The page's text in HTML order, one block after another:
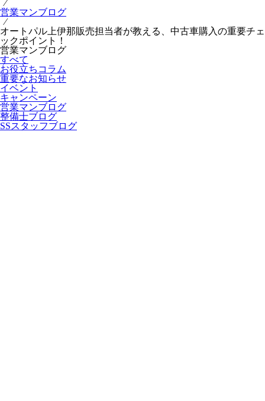
⁄
営業マンブログ
⁄
オートパル上伊那販売担当者が教える、中古車購入の重要チェ
ックポイント！
営業マンブログ
すべて
お役立ちコラム
重要なお知らせ
イベント
キャンペーン
営業マンブログ
整備士ブログ
SSスタッフブログ